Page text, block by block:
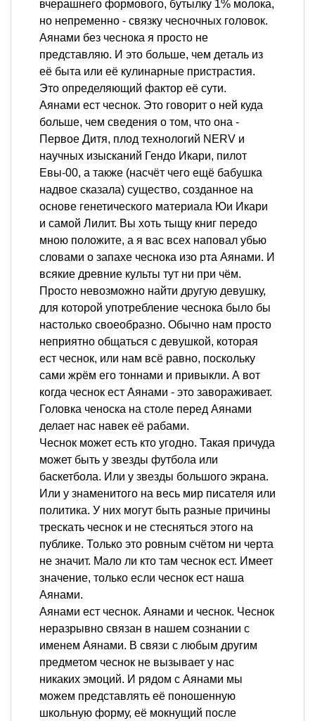
вчерашнего формового, бутылку 1% молока,
но непременно - связку чесночных головок.
Аянами без чеснока я просто не
представляю. И это больше, чем деталь из
её быта или её кулинарные пристрастия.
Это определяющий фактор её сути.
Аянами ест чеснок. Это говорит о ней куда
больше, чем сведения о том, что она -
Первое Дитя, плод технологий NERV и
научных изысканий Гендо Икари, пилот
Евы-00, а также (насчёт чего ещё бабушка
надвое сказала) существо, созданное на
основе генетического материала Юи Икари
и самой Лилит. Вы хоть тыщу книг передо
мною положите, а я вас всех наповал убью
словами о запахе чеснока изо рта Аянами. И
всякие древние культы тут ни при чём.
Просто невозможно найти другую девушку,
для которой употребление чеснока было бы
настолько своеобразно. Обычно нам просто
неприятно общаться с девушкой, которая
ест чеснок, или нам всё равно, поскольку
сами жрём его тоннами и привыкли. А вот
когда чеснок ест Аянами - это завораживает.
Головка ченоска на столе перед Аянами
делает нас навек её рабами.
Чеснок может есть кто угодно. Такая причуда
может быть у звезды футбола или
баскетбола. Или у звезды большого экрана.
Или у знаменитого на весь мир писателя или
политика. У них могут быть разные причины
трескать чеснок и не стесняться этого на
публике. Только это ровным счётом ни черта
не значит. Мало ли кто там чеснок ест. Имеет
значение, только если чеснок ест наша
Аянами.
Аянами ест чеснок. Аянами и чеснок. Чеснок
неразрывно связан в нашем сознании с
именем Аянами. В связи с любым другим
предметом чеснок не вызывает у нас
никаких эмоций. И рядом с Аянами мы
можем представлять её поношенную
школьную форму, её мокнущий после